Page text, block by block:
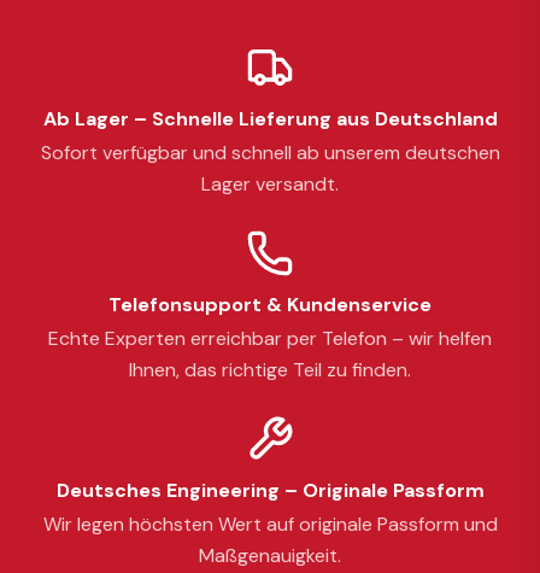
Ab Lager – Schnelle Lieferung aus Deutschland
Sofort verfügbar und schnell ab unserem deutschen
Lager versandt.
Telefonsupport & Kundenservice
Echte Experten erreichbar per Telefon – wir helfen
Ihnen, das richtige Teil zu finden.
Deutsches Engineering – Originale Passform
Wir legen höchsten Wert auf originale Passform und
Maßgenauigkeit.